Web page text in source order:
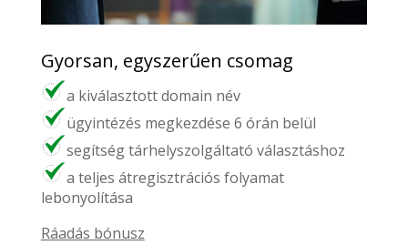
Gyorsan, egyszerűen csomag
a kiválasztott domain név
ügyintézés megkezdése 6 órán belül
segítség tárhelyszolgáltató választáshoz
a teljes átregisztrációs folyamat
lebonyolítása
Ráadás bónusz